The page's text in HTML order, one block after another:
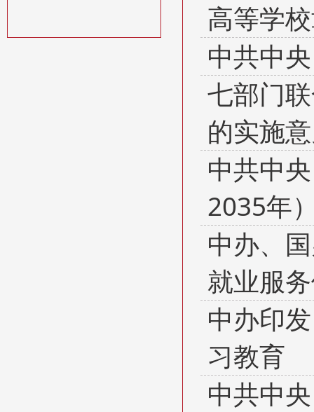
高等学
中共中
七部门
的实施
中共中
2035年
中办、
就业服
中办印
习教育
中共中